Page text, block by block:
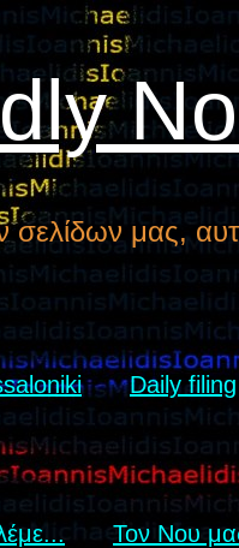
σελίδων μας,
Daily filing
Τον Νου